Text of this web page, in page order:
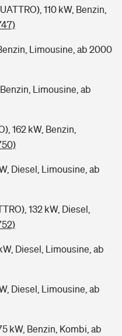
110 kW, Benzin,
Limousine, ab 2000
Limousine, ab
162 kW, Benzin,
Diesel, Limousine, ab
132 kW, Diesel,
Diesel, Limousine, ab
Diesel, Limousine, ab
kW, Benzin, Kombi, ab